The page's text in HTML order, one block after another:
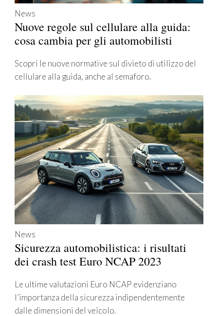
News
Nuove regole sul cellulare alla guida:
cosa cambia per gli automobilisti
Scopri le nuove normative sul divieto di utilizzo del
cellulare alla guida, anche al semaforo.
News
Sicurezza automobilistica: i risultati
dei crash test Euro NCAP 2023
Le ultime valutazioni Euro NCAP evidenziano
l’importanza della sicurezza indipendentemente
dalle dimensioni del veicolo.